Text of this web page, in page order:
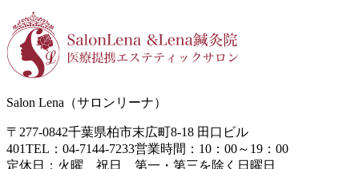
Salon Lena（サロンリーナ）
〒277-0842千葉県柏市末広町8-18 田口ビル
401TEL：04-7144-7233営業時間：10：00～19：00
定休日：火曜、祝日、第一・第三を除く日曜日